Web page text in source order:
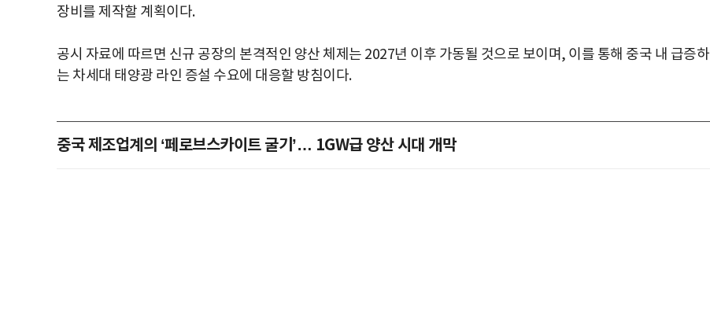
장비를 제작할 계획이다.
공시 자료에 따르면 신규 공장의 본격적인 양산 체제는 2027년 이후 가동될 것으로 보이며, 이를 통해 중국 내 급증하
는 차세대 태양광 라인 증설 수요에 대응할 방침이다.
중국 제조업계의 ‘페로브스카이트 굴기’… 1GW급 양산 시대 개막